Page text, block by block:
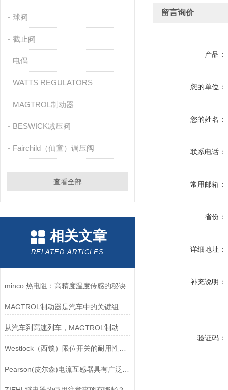
球阀
截止阀
电偶
WATTS REGULATORS
MAGTROL制动器
BESWICK减压阀
Fairchild（仙童）调压阀
查看全部
相关文章
RELATED ARTICLES
minco 热电阻：高精度温度传感的秘诀
留言询价
产品：
您的单位：
您的姓名：
联系电话：
常用邮箱：
省份：
详细地址：
补充说明：
验证码：